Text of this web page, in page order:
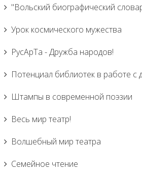
"Вольский биографический
Урок космического мужества
РусАрТа - Дружба народов!
Потенциал библиотек в работе с
Штампы в современной поэзии
Весь мир театр!
Волшебный мир театра
Семейное чтение